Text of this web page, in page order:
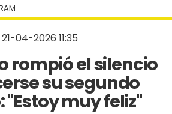
21-04-2026 11:35
rompió el silencio
su segundo
muy feliz"